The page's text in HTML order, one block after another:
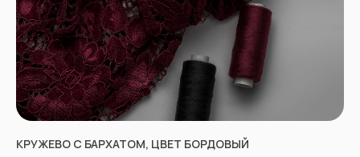
КРУЖЕВО С БАРХАТОМ, ЦВЕТ БОРДОВЫЙ